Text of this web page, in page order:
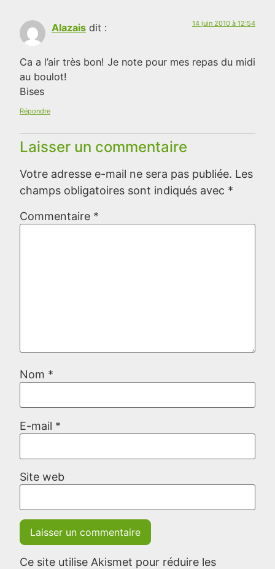
Alazais dit : 14 juin 2010 à 12:54
Ca a l’air très bon! Je note pour mes repas du midi
au boulot!
Bises
Répondre
Laisser un commentaire
Votre adresse e-mail ne sera pas publiée. Les
champs obligatoires sont indiqués avec *
Commentaire *
Nom *
E-mail *
Site web
Ce site utilise Akismet pour réduire les